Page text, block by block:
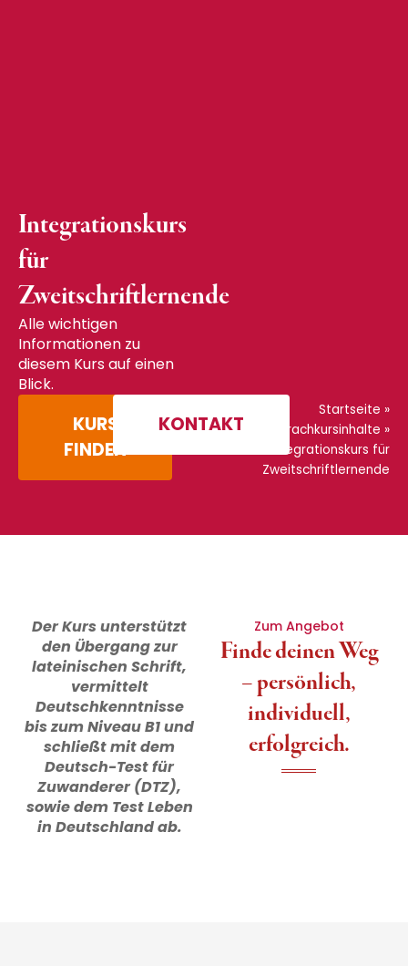
Integrationskurs
für
Zweitschriftlernende
Alle wichtigen
Informationen zu
diesem Kurs auf einen
Blick.
KURS
FINDEN
KONTAKT
Startseite »
Sprachkursinhalte »
Integrationskurs für
Zweitschriftlernende
Zum Angebot
Finde deinen Weg
– persönlich,
individuell,
erfolgreich.
Der Kurs unterstützt
den Übergang zur
lateinischen Schrift,
vermittelt
Deutschkenntnisse
bis zum Niveau B1 und
schließt mit dem
Deutsch-Test für
Zuwanderer (DTZ),
sowie dem Test Leben
in Deutschland ab.